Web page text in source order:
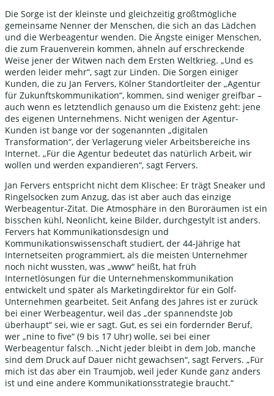
Die Sorge ist der kleinste und gleichzeitig größtmögliche
gemeinsame Nenner der Menschen, die sich an das Lädchen
und die Werbeagentur wenden. Die Ängste einiger Menschen,
die zum Frauenverein kommen, ähneln auf erschreckende
Weise jener der Witwen nach dem Ersten Weltkrieg. „Und es
werden leider mehr“, sagt zur Linden. Die Sorgen einiger
Kunden, die zu Jan Fervers, Kölner Standortleiter der „Agentur
für Zukunftskommunikation“, kommen, sind weniger greifbar –
auch wenn es letztendlich genauso um die Existenz geht: jene
des eigenen Unternehmens. Nicht wenigen der Agentur-
Kunden ist bange vor der sogenannten „digitalen
Transformation“, der Verlagerung vieler Arbeitsbereiche ins
Internet. „Für die Agentur bedeutet das natürlich Arbeit, wir
wollen und werden expandieren“, sagt Fervers.
Jan Fervers entspricht nicht dem Klischee: Er trägt Sneaker und
Ringelsocken zum Anzug, das ist aber auch das einzige
Werbeagentur-Zitat. Die Atmosphäre in den Büroräumen ist ein
bisschen kühl, Neonlicht, keine Bilder, durchgestylt ist anders.
Fervers hat Kommunikationsdesign und
Kommunikationswissenschaft studiert, der 44-Jährige hat
Internetseiten programmiert, als die meisten Unternehmer
noch nicht wussten, was „www“ heißt, hat früh
Internetlösungen für die Unternehmenskommunikation
entwickelt und später als Marketingdirektor für ein Golf-
Unternehmen gearbeitet. Seit Anfang des Jahres ist er zurück
bei einer Werbeagentur, weil das „der spannendste Job
überhaupt“ sei, wie er sagt. Gut, es sei ein fordernder Beruf,
wer „nine to five“ (9 bis 17 Uhr) wolle, sei bei einer
Werbeagentur falsch. „Nicht jeder bleibt in dem Job, manche
sind dem Druck auf Dauer nicht gewachsen“, sagt Fervers. „Für
mich ist das aber ein Traumjob, weil jeder Kunde ganz anders
ist und eine andere Kommunikationsstrategie braucht.“